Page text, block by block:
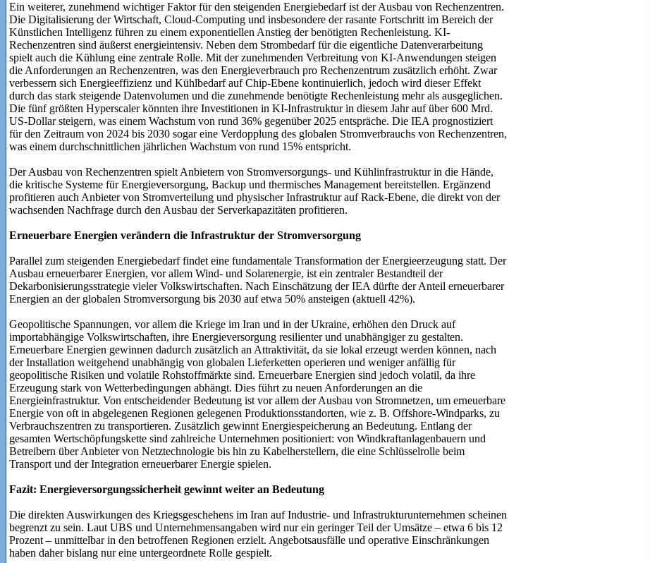
Ein weiterer, zunehmend wichtiger Faktor für den steigenden Energiebedarf ist der Ausbau von Rechenzentren.
Die Digita­lisierung der Wirtschaft, Cloud-Computing und insbe­sondere der rasante Fortschritt im Bereich der
Künstlichen Intelligenz führen zu einem exponentiellen Anstieg der benötigten Rechenleistung. KI-
Rechenzentren sind äußerst energieintensiv. Neben dem Strombedarf für die eigentliche Datenverarbeitung
spielt auch die Kühlung eine zentrale Rolle. Mit der zunehmenden Verbreitung von KI-Anwendungen steigen
die Anforderungen an Rechenzentren, was den Energieverbrauch pro Rechenzentrum zusätz­lich erhöht. Zwar
verbessern sich Energieeffizienz und Kühlbedarf auf Chip-Ebene kontinuierlich, jedoch wird dieser Effekt
durch das stark steigende Datenvolumen und die zunehmende benötigte Rechenleistung mehr als ausgeglichen.
Die fünf größten Hyperscaler könnten ihre Investitionen in KI-Infrastruktur in diesem Jahr auf über 600 Mrd.
US-Dollar steigern, was einem Wachstum von rund 36% gegenüber 2025 entspräche. Die IEA prognostiziert
für den Zeitraum von 2024 bis 2030 sogar eine Verdopp­lung des globalen Stromverbrauchs von Rechenzent­ren,
was einem durchschnittlichen jährlichen Wachs­tum von rund 15% entspricht.
Der Ausbau von Rechenzentren spielt Anbietern von Stromversorgungs- und Kühlinfrastruk­tur in die Hände,
die kritische Systeme für Energieversorgung, Backup und thermisches Management bereitstellen. Ergänzend
profitieren auch Anbieter von Stromverteilung und physischer Infrastruktur auf Rack-Ebene, die direkt von der
wachsenden Nachfrage durch den Ausbau der Serverkapazitäten profitieren.
Erneuerbare Energien verändern die Infrastruktur der Stromversorgung
Parallel zum steigenden Energiebedarf findet eine fundamentale Transformation der Energieerzeugung statt. Der
Ausbau erneuerbarer Energien, vor allem Wind- und Solarenergie, ist ein zentraler Bestandteil der
Dekarbonisierungsstrategie vieler Volkswirtschaf­ten. Nach Einschätzung der IEA dürfte der Anteil erneu­erbarer
Energien an der globalen Stromversorgung bis 2030 auf etwa 50% ansteigen (aktuell 42%).
Geopolitische Spannungen, vor allem die Kriege im Iran und in der Ukraine, erhöhen den Druck auf
importabhängige Volkswirtschaften, ihre Energieversorgung resilienter und unabhängiger zu gestalten.
Erneuerbare Energien gewinnen dadurch zusätzlich an Attraktivität, da sie lokal erzeugt werden können, nach
der Installa­tion weitgehend unabhängig von globalen Lieferketten operieren und weniger anfällig für
geopolitische Risiken und volatile Rohstoffmärkte sind. Erneuerbare Energien sind jedoch volatil, da ihre
Erzeugung stark von Wet­terbedingungen abhängt. Dies führt zu neuen Anfor­derungen an die
Energieinfrastruktur. Von entscheidender Bedeutung ist vor allem der Ausbau von Stromnetzen, um erneuerbare
Energie von oft in abgelegenen Regionen gelegenen Produktionsstandorten, wie z. B. Offshore-Windparks, zu
Verbrauchszentren zu transportieren. Zusätzlich gewinnt Energiespeicherung an Bedeutung. Entlang der
gesamten Wertschöpfungskette sind zahlreiche Unternehmen positioniert: von Windkraftanlagenbauern und
Betreibern über Anbieter von Netztechnologie bis hin zu Kabelherstellern, die eine Schlüsselrolle beim
Transport und der Integration erneuerbarer Energie spielen.
Fazit: Energieversorgungssicherheit gewinnt weiter an Bedeutung
Die direkten Auswirkungen des Kriegsgeschehens im Iran auf Industrie- und Infrastrukturunternehmen scheinen
begrenzt zu sein. Laut UBS und Unternehmensangaben wird nur ein geringer Teil der Umsätze – etwa 6 bis 12
Prozent – unmittelbar in den betroffenen Regionen erzielt. Angebotsausfälle und operative Einschränkungen
haben daher bislang nur eine untergeordnete Rolle gespielt.